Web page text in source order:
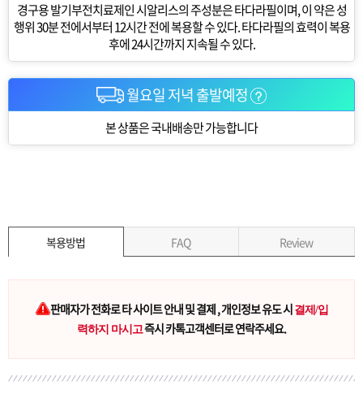
경구용 발기부전치료제인 시알리스의 주성분은 타다라필이며, 이 약은 성
행위 30분 전에서부터 12시간 전에 복용할 수 있다. 타다라필의 효력이 복용
후에 24시간까지 지속될 수 있다.
월요일 저녁 출발예정
본 상품은 국내배송만 가능합니다
복용방법 FAQ Review
판매자가 전화로 타 사이트 안내 및 결제 , 개인정보 유도 시 결제/입
력하지 마시고즉시 카톡고객센터로 연락주세요.